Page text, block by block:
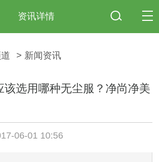
资讯详情
> 新闻资讯
该选用哪种无尘服？净尚净美
06-01 10:56